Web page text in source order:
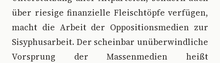
über riesige finanzielle Fleischtöpfe verfügen,
macht die Arbeit der Oppositionsmedien zur
Sisyphusarbeit. Der scheinbar unüberwindliche
Vorsprung der Massenmedien heißt